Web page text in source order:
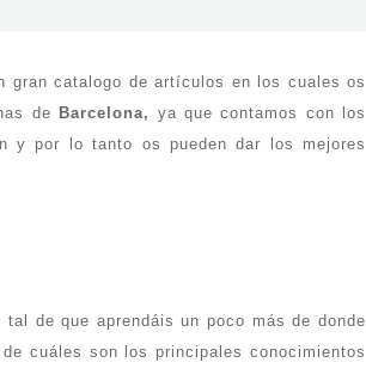
gran catalogo de artículos en los cuales os
de Barcelona, ya que contamos con los
y por lo tanto os pueden dar los mejores
tal de que aprendáis un poco más de donde
cuáles son los principales conocimientos